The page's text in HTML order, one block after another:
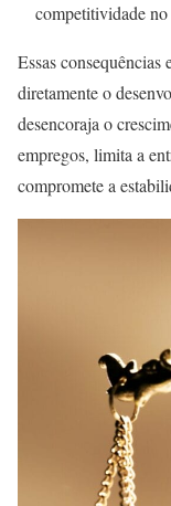
competitividade
Essas
diretamente o
desencoraja o
empregos, limita a
compromete a